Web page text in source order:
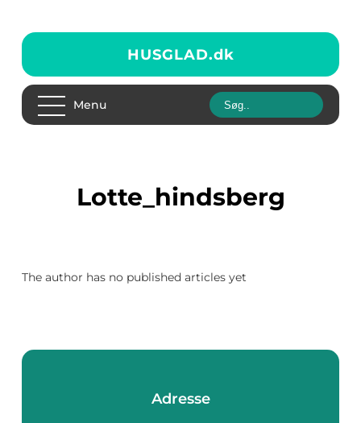
HUSGLAD.dk
Menu
lotte_hindsberg
The author has no published articles yet
Adresse